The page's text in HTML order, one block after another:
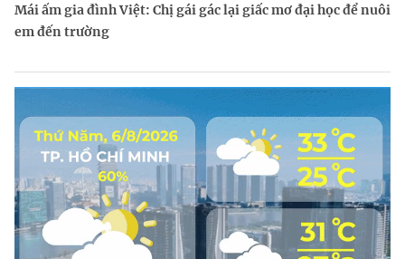
Mái ấm gia đình Việt: Chị gái gác lại giấc mơ đại học để nuôi
em đến trường